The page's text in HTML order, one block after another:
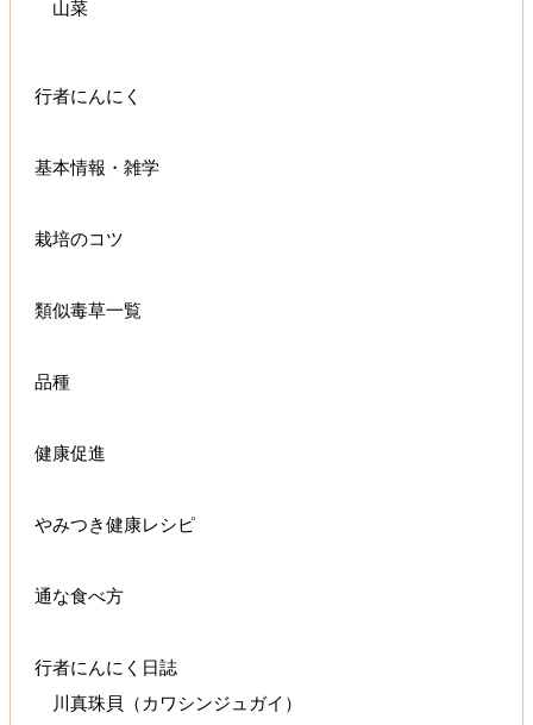
山菜
行者にんにく
基本情報・雑学
栽培のコツ
類似毒草一覧
品種
健康促進
やみつき健康レシピ
通な食べ方
行者にんにく日誌
川真珠貝（カワシンジュガイ）